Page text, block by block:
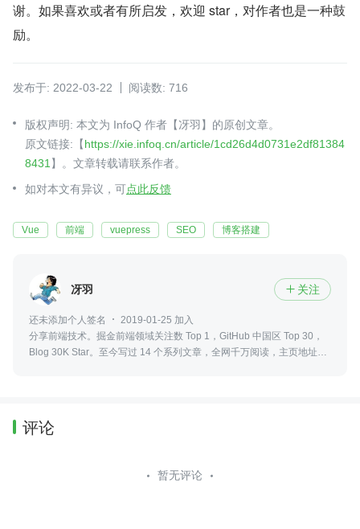
谢。如果喜欢或者有所启发，欢迎 star，对作者也是一种鼓
励。
发布于: 2022-03-22 阅读数: 716
版权声明: 本文为 InfoQ 作者【冴羽】的原创文章。
原文链接:【https://xie.infoq.cn/article/1cd26d4d0731e2df81384
8431】。文章转载请联系作者。
如对本文有异议，可点此反馈
Vue 前端 vuepress SEO 博客搭建
冴羽  关注
还未添加个人签名
2019-01-25 加入
分享前端技术。掘金前端领域关注数 Top 1，GitHub 中国区 Top 30，
Blog 30K Star。至今写过 14 个系列文章，全网千万阅读，主页地址：
评论
暂无评论